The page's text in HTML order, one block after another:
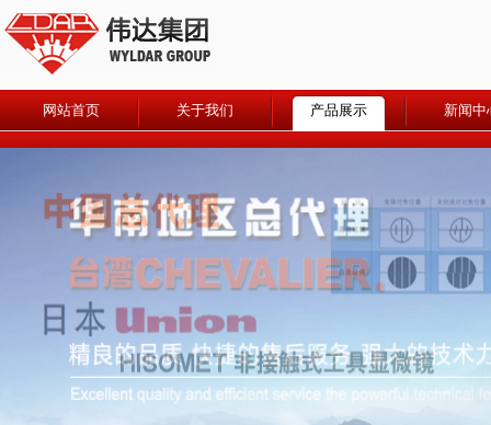
网站首页 关于我们 产品展示 新闻中